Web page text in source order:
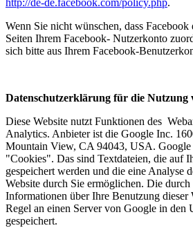
http://de-de.facebook.com/policy.php.
Wenn Sie nicht wünschen, dass Facebook
Seiten Ihrem Facebook- Nutzerkonto
sich bitte aus Ihrem Facebook-
Datenschutzerklärung für die Nutzung
Diese Website nutzt Funktionen des
Analytics. Anbieter ist die Google Inc.
Mountain View, CA 94043, USA. Google
"Cookies". Das sind Textdateien, die auf
gespeichert werden und die eine Analyse
Website durch Sie ermöglichen. Die
Informationen über Ihre Benutzung dieser
Regel an einen Server von Google in den
gespeichert.